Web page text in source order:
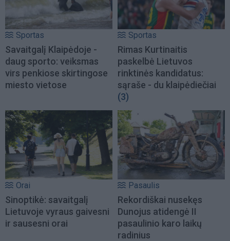
Sportas
Savaitgalį Klaipėdoje -
daug sporto: veiksmas
virs penkiose skirtingose
miesto vietose
Sportas
Rimas Kurtinaitis
paskelbė Lietuvos
rinktinės kandidatus:
sąraše - du klaipėdiečiai
(3)
Orai
Sinoptikė: savaitgalį
Lietuvoje vyraus gaivesni
ir sausesni orai
Pasaulis
Rekordiškai nusekęs
Dunojus atidengė II
pasaulinio karo laikų
radinius